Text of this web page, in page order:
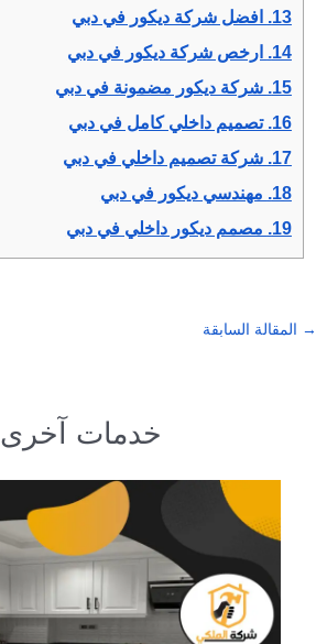
13.
افضل شركة ديكور في دبي
14.
ارخص شركة ديكور في دبي
15. شركة ديكور مضمونة في دبي
16. تصميم داخلي كامل في دبي
17. شركة تصميم داخلي في دبي
18. مهندسي ديكور في دبي
19. مصمم ديكور داخلي في دبي
→ المقالة السابقة
خدمات آخرى